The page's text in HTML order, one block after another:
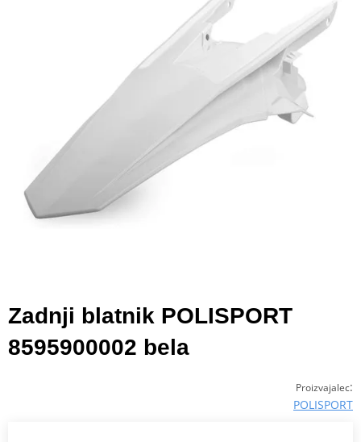
Zadnji blatnik POLISPORT
8595900002 bela
Proizvajalec:
POLISPORT